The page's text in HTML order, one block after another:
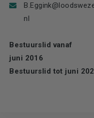
nl
Bestuurslid vanaf
juni 2016
Bestuurslid tot juni